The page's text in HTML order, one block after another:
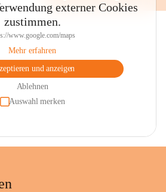
externer Cookies
zustimmen.
www.google.com/maps
Mehr erfahren
und anzeigen
Ablehnen
Auswahl merken